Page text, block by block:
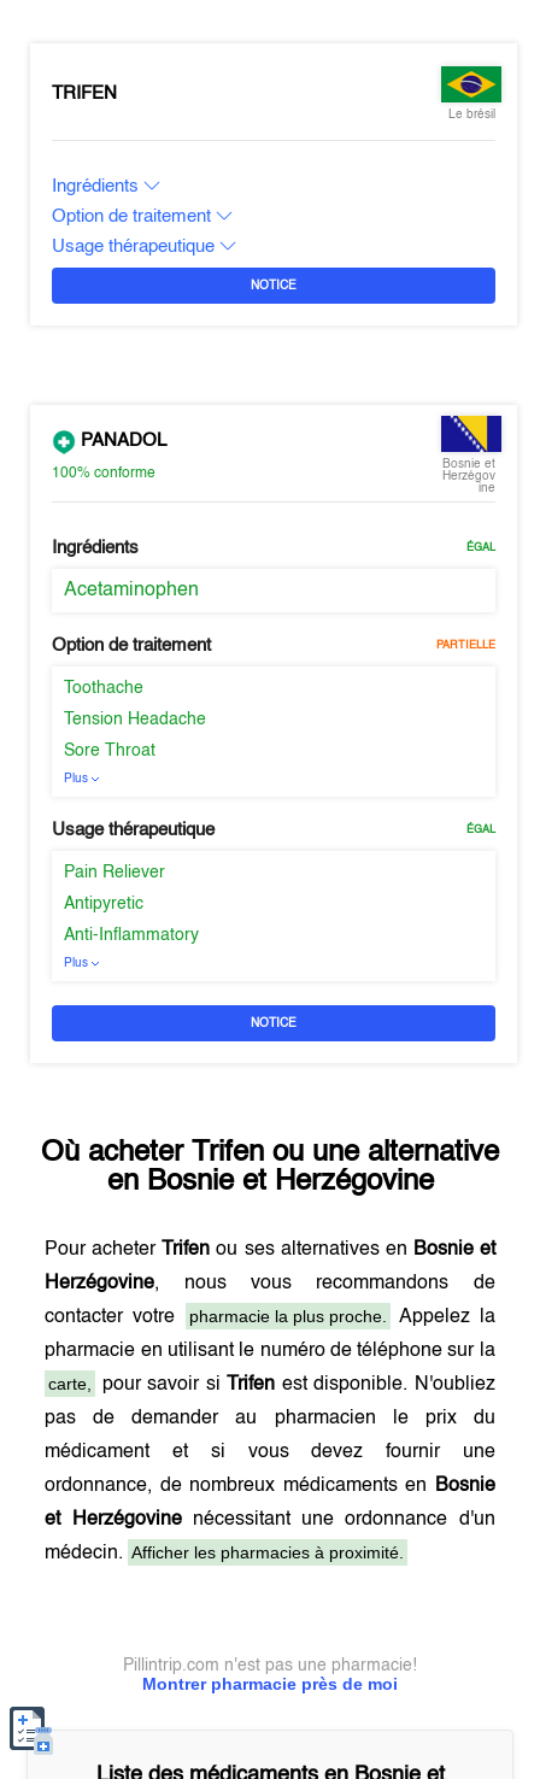
TRIFEN
Le brésil
Ingrédients
Option de traitement
Usage thérapeutique
NOTICE
PANADOL
100%conforme
Bosnie et
Herzégov
ine
Ingrédients ÉGAL
Acetaminophen
Option de traitement PARTIELLE
Toothache
Tension Headache
Sore Throat
Plus
Usage thérapeutique ÉGAL
Pain Reliever
Antipyretic
Anti-Inflammatory
Plus
NOTICE
Où acheter Trifen ou une alternative
en Bosnie et Herzégovine
Pour acheter Trifen ou ses alternatives en Bosnie et
Herzégovine, nous vous recommandons de
contacter votre
pharmacie la plus proche.
Appelez la
pharmacie en utilisant le numéro de téléphone sur la
carte,
pour savoir si Trifen est disponible. N'oubliez
pas de demander au pharmacien le prix du
médicament et si vous devez fournir une
ordonnance, de nombreux médicaments en
Bosnie
et Herzégovinenécessitant une ordonnance d'un
médecin. Afficher les pharmacies à proximité.
Montrer pharmacie près de moi
Pillintrip.com n'est pas une pharmacie!